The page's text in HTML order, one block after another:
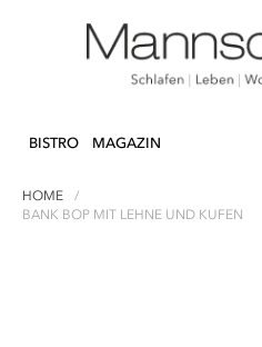
zum
BISTRO MAGAZIN
HOME
BANK BOP MIT LEHNE UND KUFEN